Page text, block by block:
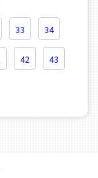
33 34
42 43